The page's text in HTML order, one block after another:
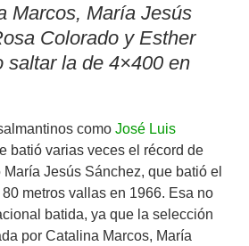
Marcos, María Jesús
Colorado y Esther
saltar la de 4×400 en
como José Luis
batió varias veces el récord de
Jesús Sánchez, que batió el
metros vallas en 1966. Esa no
batida, ya que la selección
por Catalina Marcos, María